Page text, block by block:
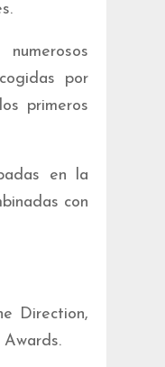
por
primeros
en la
con
Direction,